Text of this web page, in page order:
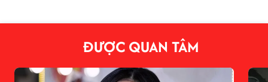
ĐƯỢC QUAN TÂM